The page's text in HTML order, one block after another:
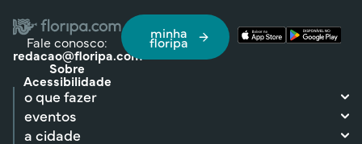
Fale conosco:
redacao@floripa.com
Sobre
Acessibilidade
minha
floripa
o que fazer
eventos
a cidade